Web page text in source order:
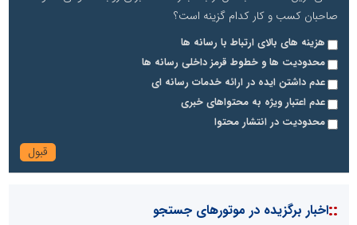
صاحبان کسب و کار کدام گزینه است؟
هزینه های بالای ارتباط با رسانه ها
محدودیت ها و خطوط قرمز داخلی رسانه ها
عدم داشتن ایده در ارائه خدمات رسانه ای
عدم اعتبار ویژه به محتواهای خبری
محدودیت در انتشار محتوا
::اخبار برگزیده در موتورهای جستجو